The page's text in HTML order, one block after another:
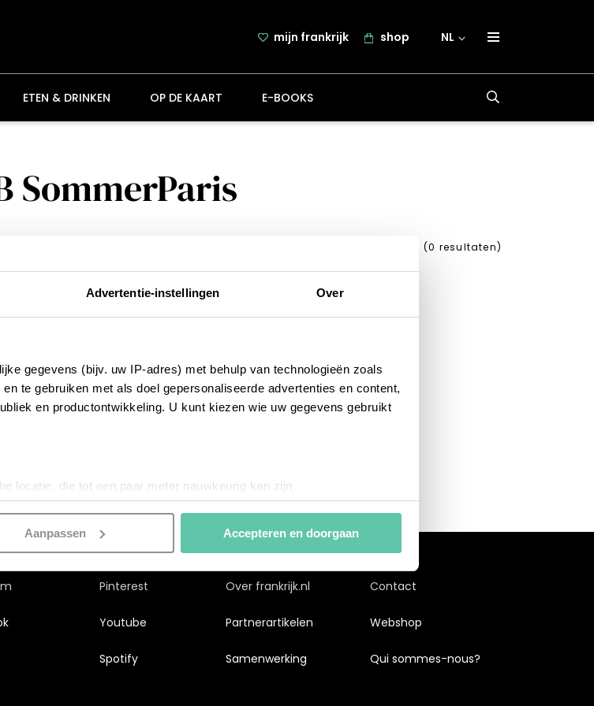
Advertentie-instellingen Over
gegevens (bijv. uw IP-adres) met behulp van technologieën zoals
te gebruiken met als doel gepersonaliseerde advertenties en content,
en productontwikkeling. U kunt kiezen wie uw gegevens gebruikt
locatie, die tot een paar meter nauwkeurig kan zijn
op specifieke eigenschappen (fingerprinting)
verwerkt en stel uw voorkeuren in het
detailgedeelte
doet, informeren we je over het gebruik van analytische en
van de advertenties op je voorkeuren af te stemmen. Je kunt je
en doorgaan’ dan ga je akkoord met het gebruik van alle
Aanpassen Accepteren en doorgaan
mijn frankrijk shop NL
over frankrijk.nl
ETEN & DRINKEN OP DE KAART E-BOOKS
SommerParis
(0 resultaten)
Pinterest
Youtube
Spotify
Over frankrijk.nl
Partnerartikelen
Samenwerking
Contact
Webshop
Qui sommes-nous?